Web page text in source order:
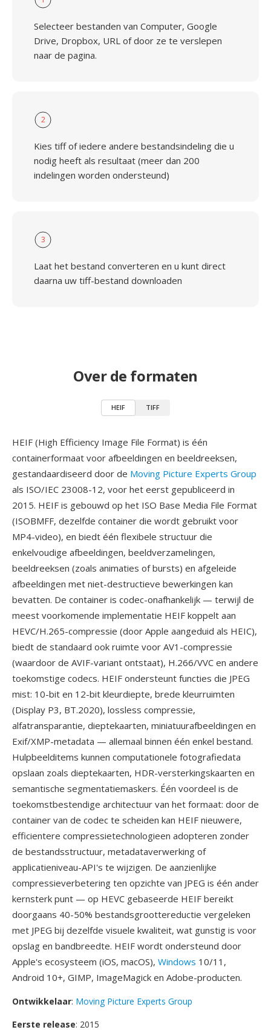
Selecteer bestanden van Computer, Google
Drive, Dropbox, URL of door ze te verslepen
naar de pagina.
2
Kies tiff of iedere andere bestandsindeling die u
nodig heeft als resultaat (meer dan 200
indelingen worden ondersteund)
3
Laat het bestand converteren en u kunt direct
daarna uw tiff-bestand downloaden
Over de formaten
HEIF TIFF
HEIF (High Efficiency Image File Format) is één
containerformaat voor afbeeldingen en beeldreeksen,
gestandaardiseerd door de Moving Picture Experts Group
als ISO/IEC 23008-12, voor het eerst gepubliceerd in
2015. HEIF is gebouwd op het ISO Base Media File Format
(ISOBMFF, dezelfde container die wordt gebruikt voor
MP4-video), en biedt één flexibele structuur die
enkelvoudige afbeeldingen, beeldverzamelingen,
beeldreeksen (zoals animaties of bursts) en afgeleide
afbeeldingen met niet-destructieve bewerkingen kan
bevatten. De container is codec-onafhankelijk — terwijl de
meest voorkomende implementatie HEIF koppelt aan
HEVC/H.265-compressie (door Apple aangeduid als HEIC),
biedt de standaard ook ruimte voor AV1-compressie
(waardoor de AVIF-variant ontstaat), H.266/VVC en andere
toekomstige codecs. HEIF ondersteunt functies die JPEG
mist: 10-bit en 12-bit kleurdiepte, brede kleurruimten
(Display P3, BT.2020), lossless compressie,
alfatransparantie, dieptekaarten, miniatuurafbeeldingen en
Exif/XMP-metadata — allemaal binnen één enkel bestand.
Hulpbeelditems kunnen computationele fotografiedata
opslaan zoals dieptekaarten, HDR-versterkingskaarten en
semantische segmentatiemaskers. Één voordeel is de
toekomstbestendige architectuur van het formaat: door de
container van de codec te scheiden kan HEIF nieuwere,
efficientere compressietechnologieen adopteren zonder
de bestandsstructuur, metadataverwerking of
applicatieniveau-API's te wijzigen. De aanzienlijke
compressieverbetering ten opzichte van JPEG is één ander
kernsterk punt — op HEVC gebaseerde HEIF bereikt
doorgaans 40-50% bestandsgroottereductie vergeleken
met JPEG bij dezelfde visuele kwaliteit, wat gunstig is voor
opslag en bandbreedte. HEIF wordt ondersteund door
Apple's ecosysteem (iOS, macOS), Windows 10/11,
Android 10+, GIMP, ImageMagick en Adobe-producten.
Ontwikkelaar: Moving Picture Experts Group
Eerste release: 2015